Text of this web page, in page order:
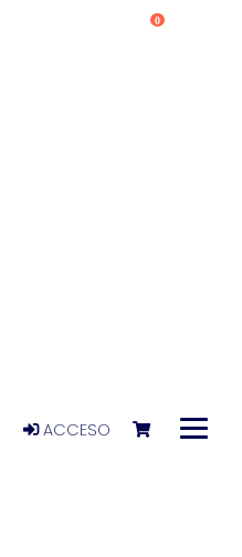
ACCESO
0